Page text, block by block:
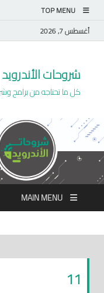
TOP MENU
أغسطس 7, 2026
شروحات الأندرويد
كل ما تحتاجه من برامج
MAIN MENU
11